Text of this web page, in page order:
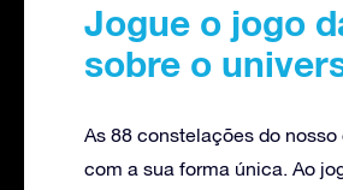
Jogue o jogo
sobre o
As 88 constelações do
com a sua forma única. Ao